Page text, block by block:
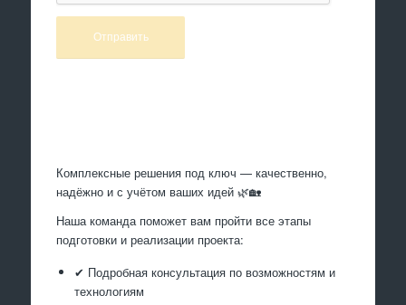
Комплексные решения под ключ — качественно,
надёжно и с учётом ваших идей 🌿🏡
Наша команда поможет вам пройти все этапы
подготовки и реализации проекта:
✔ Подробная консультация по возможностям и
технологиям